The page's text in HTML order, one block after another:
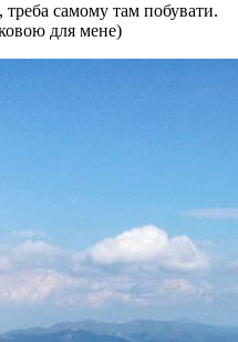
треба самому там побувати.
для мене)